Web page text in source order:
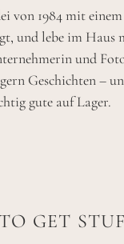
von 1984 mit
und lebe im Haus
und
Geschichten –
gute auf Lager.
GET